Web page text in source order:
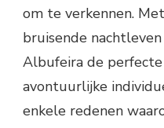
om te verkennen.
bruisende
Albufeira de
avontuurlijke
enkele redenen